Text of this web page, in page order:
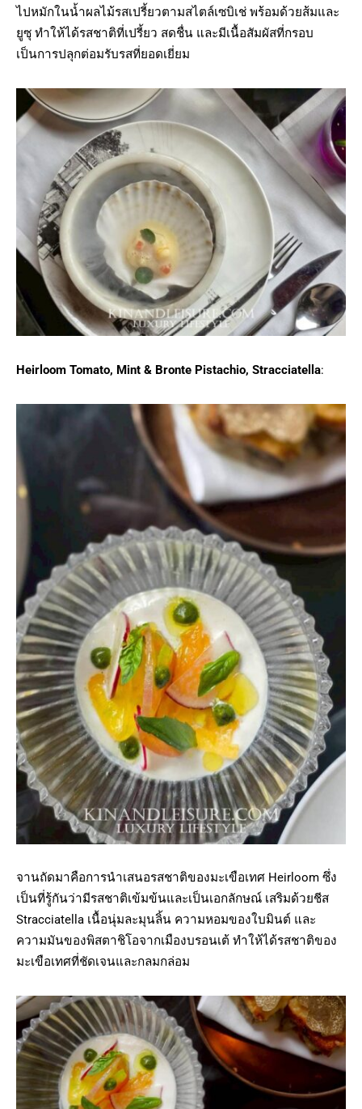
ไปหมักในน้ำผลไม้รสเปรี้ยวตามสไตล์เซบิเช่ พร้อมด้วยส้มและ
ยูซุ ทำให้ได้รสชาติที่เปรี้ยว สดชื่น และมีเนื้อสัมผัสที่กรอบ
เป็นการปลุกต่อมรับรสที่ยอดเยี่ยม
Heirloom Tomato, Mint & Bronte Pistachio, Stracciatella:
จานถัดมาคือการนำเสนอรสชาติของมะเขือเทศ Heirloom ซึ่ง
เป็นที่รู้กันว่ามีรสชาติเข้มข้นและเป็นเอกลักษณ์ เสริมด้วยชีส
Stracciatella เนื้อนุ่มละมุนลิ้น ความหอมของใบมินต์ และ
ความมันของพิสตาชิโอจากเมืองบรอนเต้ ทำให้ได้รสชาติของ
มะเขือเทศที่ชัดเจนและกลมกล่อม